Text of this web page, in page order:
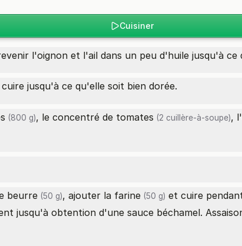
Cuisiner
l'oignon et l'ail dans un peu d'huile jusqu'à ce
jusqu'à ce qu'elle soit bien dorée.
(800 g), le concentré de tomates (2 cuillère-à-soupe),
beurre (50 g), ajouter la farine (50 g) et cuire
jusqu'à obtention d'une sauce béchamel.